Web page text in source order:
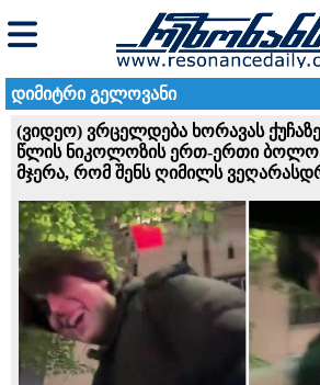
დიმიტრი გელოვანი
(ვიდეო) ვრცელდება ხორავას
წლის ნიკოლოზის ერთ-ერთი ბოლო
მჯერა, რომ შენს ღიმილს